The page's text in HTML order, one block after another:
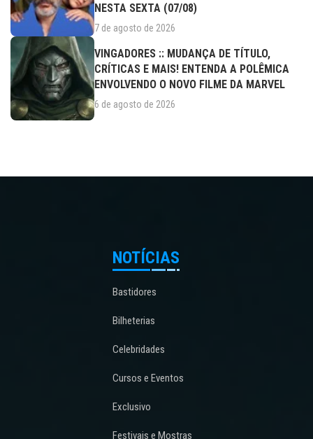
NESTA SEXTA (07/08)
7 de agosto de 2026
VINGADORES :: MUDANÇA DE TÍTULO,
CRÍTICAS E MAIS! ENTENDA A POLÊMICA
ENVOLVENDO O NOVO FILME DA MARVEL
6 de agosto de 2026
NOTÍCIAS
Bastidores
Bilheterias
Celebridades
Cursos e Eventos
Exclusivo
Festivais e Mostras